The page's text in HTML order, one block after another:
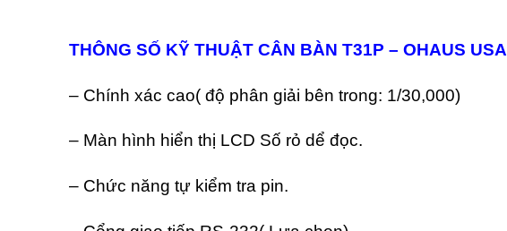
THÔNG SỐ KỸ THUẬT CÂN BÀN T31P – OHAUS USA
– Chính xác cao( độ phân giải bên trong: 1/30,000)
– Màn hình hiển thị LCD Số rỏ dể đọc.
– Chức năng tự kiểm tra pin.